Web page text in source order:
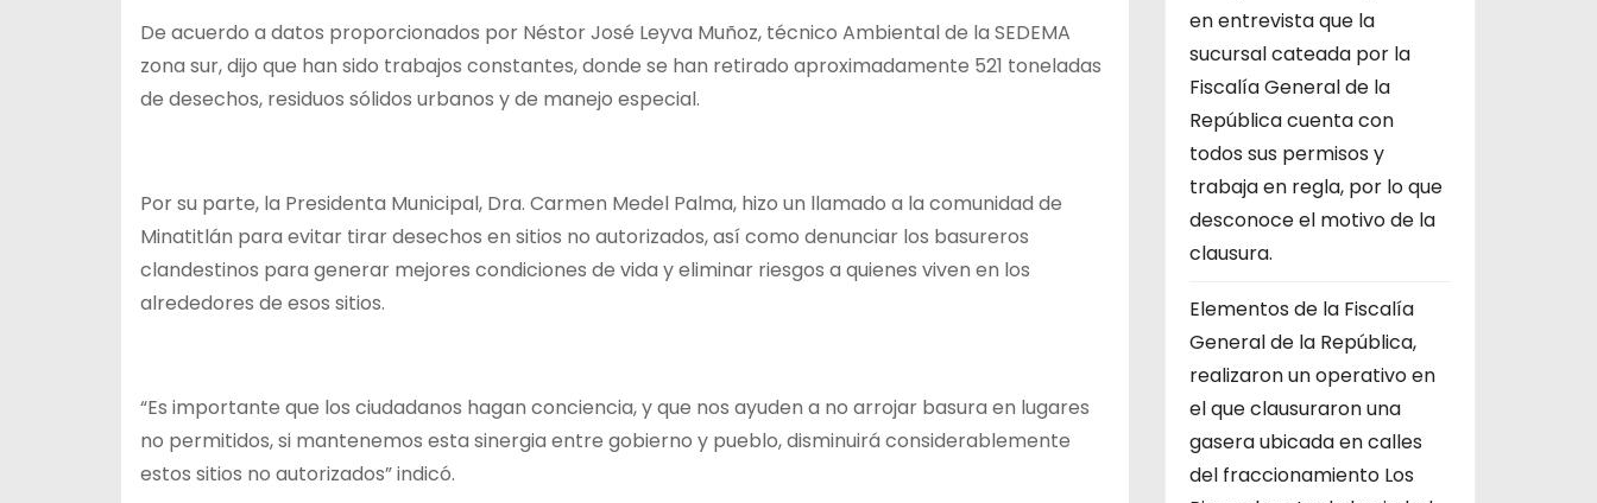
De acuerdo a datos proporcionados por Néstor José Leyva Muñoz, técnico Ambiental de la SEDEMA
zona sur, dijo que han sido trabajos constantes, donde se han retirado aproximadamente 521 toneladas
de desechos, residuos sólidos urbanos y de manejo especial.
Por su parte, la Presidenta Municipal, Dra. Carmen Medel Palma, hizo un llamado a la comunidad de
Minatitlán para evitar tirar desechos en sitios no autorizados, así como denunciar los basureros
clandestinos para generar mejores condiciones de vida y eliminar riesgos a quienes viven en los
alrededores de esos sitios.
“Es importante que los ciudadanos hagan conciencia, y que nos ayuden a no arrojar basura en lugares
no permitidos, si mantenemos esta sinergia entre gobierno y pueblo, disminuirá considerablemente
estos sitios no autorizados” indicó.
en entrevista que la
sucursal cateada por la
Fiscalía General de la
República cuenta con
todos sus permisos y
trabaja en regla, por lo que
desconoce el motivo de la
clausura.
Elementos de la Fiscalía
General de la República,
realizaron un operativo en
el que clausuraron una
gasera ubicada en calles
del fraccionamiento Los